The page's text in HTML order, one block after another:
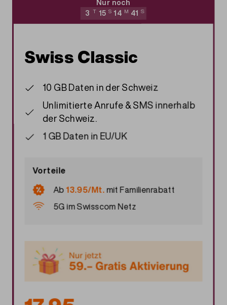
Nur noch
3 T 15 S 14 M 40 S
Swiss Classic
10 GB Daten in der Schweiz
Unlimitierte Anrufe & SMS innerhalb
der Schweiz.
1 GB Daten in EU/UK
Vorteile
Ab13.95/Mt.mitFamilienrabatt
5G im Swisscom Netz